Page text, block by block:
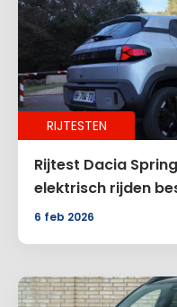
RIJTESTEN
Rijtest Dacia
elektrisch rijden
6 feb 2026